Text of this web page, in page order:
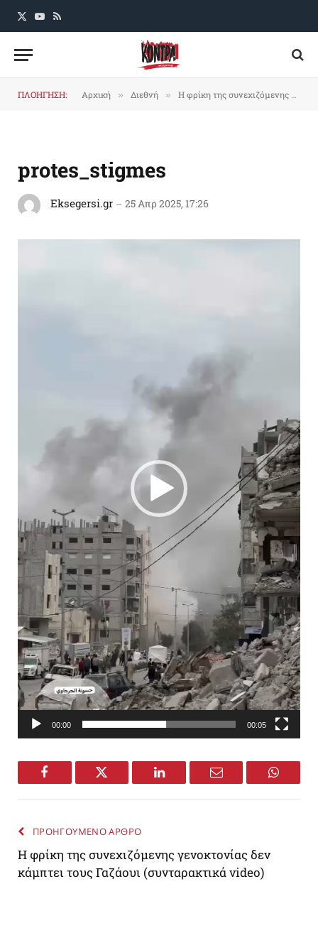
X
YouTube
RSS
ΠΛΟΗΓΗΣΗ: Αρχική » Διεθνή » Η φρίκη της συνεχιζόμενης γενοκτονίας δεν κάμπτει τους Γαζάουι (συνταρακτικά video)
protes_stigmes
Eksegersi.gr 25 Απρ 2025, 17:26
00:00 00:05
Facebook Twitter LinkedIn Email
ΠΡΟΗΓΟΥΜΕΝΟ ΑΡΘΡΟ
Η φρίκη της συνεχιζόμενης γενοκτονίας δεν
κάμπτει τους Γαζάουι (συνταρακτικά video)